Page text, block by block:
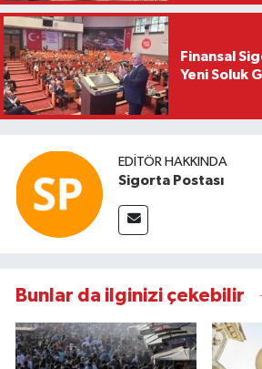
Finansal
Yeni Soluk
EDITÖR HAKKINDA
Sigorta Postası
Bunlar da ilginizi çekebilir